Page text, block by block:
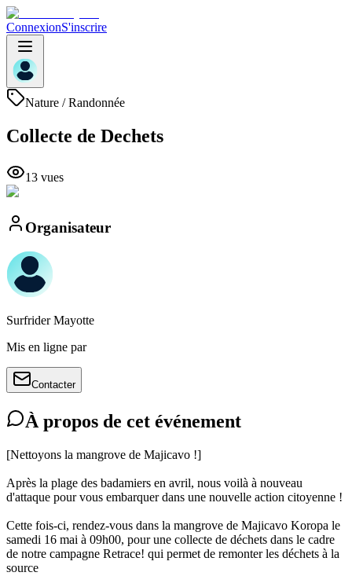
ConnexionS'inscrire
Nature / Randonnée
Collecte de Dechets
13 vues
Organisateur
Surfrider Mayotte
Mis en ligne par
Contacter
À propos de cet événement
[Nettoyons la mangrove de Majicavo !]
Après la plage des badamiers en avril, nous voilà à nouveau
d'attaque pour vous embarquer dans une nouvelle action citoyenne !
Cette fois-ci, rendez-vous dans la mangrove de Majicavo Koropa le
samedi 16 mai à 09h00, pour une collecte de déchets dans le cadre
de notre campagne Retrace! qui permet de remonter les déchets à la
source